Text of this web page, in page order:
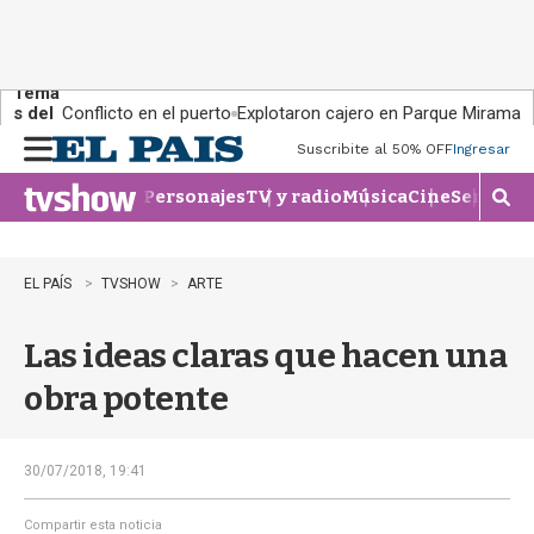
Tema
s del
día:
Conflicto en el puerto Explotaron cajero en Parque Miramar
n
u
Suscribite al 50% OFFIngresar
PersonajesTV y radioMúsicaCineSeries
M
o
r
b
e
EL PAÍS TVSHOW ARTE
Las ideas claras que hacen una
obra potente
30/07/2018, 19:41
Compartir esta noticia